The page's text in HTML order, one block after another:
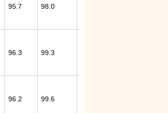
95.7 98.0
96.3 99.3
96.2 99.6